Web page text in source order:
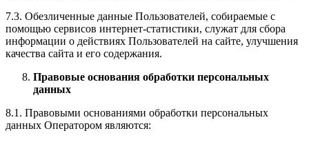
7.3. Обезличенные данные Пользователей, собираемые с
помощью сервисов интернет-статистики, служат для сбора
информации о действиях Пользователей на сайте, улучшения
качества сайта и его содержания.
Правовые основания обработки персональных
данных
8.1. Правовыми основаниями обработки персональных
данных Оператором являются: